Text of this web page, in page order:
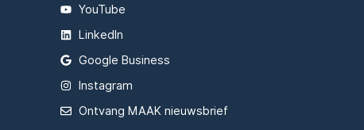
YouTube
LinkedIn
Google Business
Instagram
Ontvang MAAK nieuwsbrief